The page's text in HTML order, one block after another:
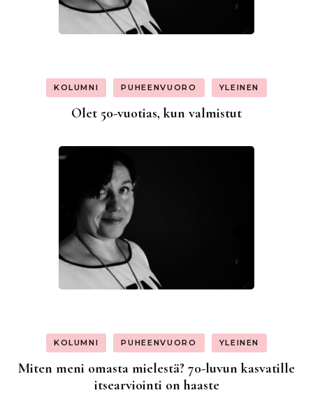
KOLUMNI PUHEENVUORO YLEINEN
Olet 50-vuotias, kun valmistut
KOLUMNI PUHEENVUORO YLEINEN
Miten meni omasta mielestä? 70-luvun kasvatille
itsearviointi on haaste